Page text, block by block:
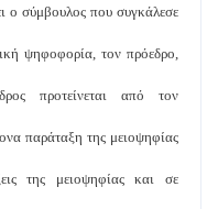
ο σύμβουλος που συγκάλεσε
ψηφοφορία, τον πρόεδρο,
προτείνεται από τον
παράταξη της μειοψηφίας
της μειοψηφίας και σε